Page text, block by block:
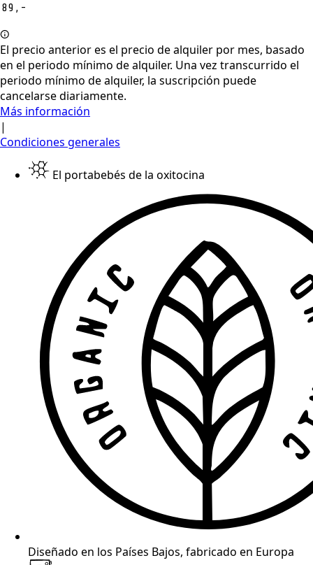
El precio anterior es el precio de alquiler por mes, basado
en el periodo mínimo de alquiler. Una vez transcurrido el
periodo mínimo de alquiler, la suscripción puede
cancelarse diariamente.
Más información
|
Condiciones generales
El portabebés de la oxitocina
Diseñado en los Países Bajos, fabricado en Europa